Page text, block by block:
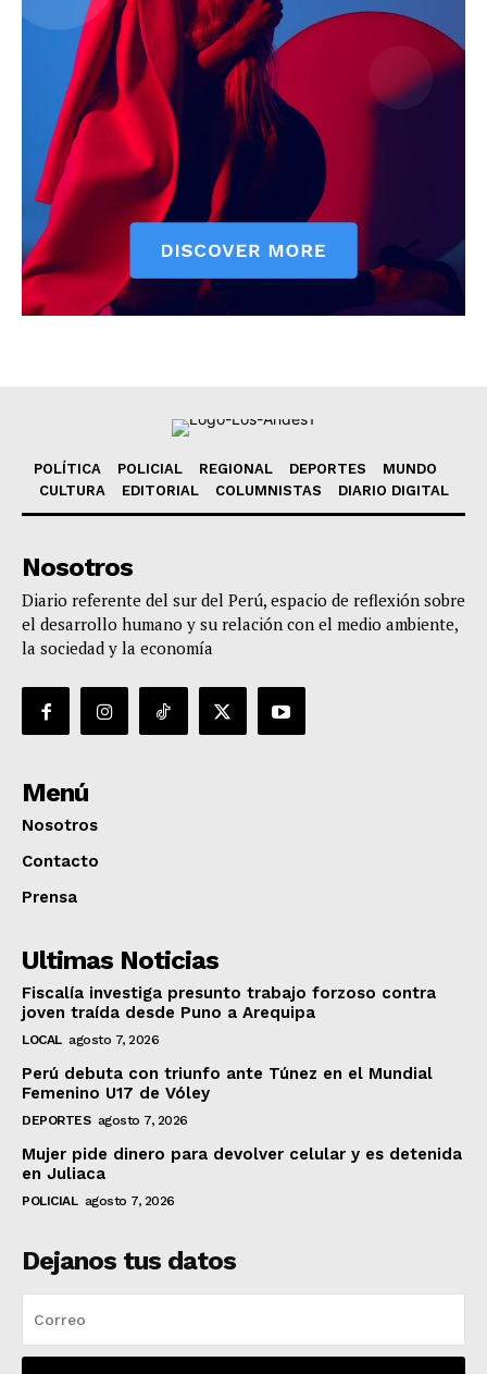
POLÍTICA POLICIAL REGIONAL DEPORTES
MUNDO
CULTURA
EDITORIAL COLUMNISTAS DIARIO DIGITAL
Nosotros
Diario referente del sur del Perú, espacio de reflexión sobre
el desarrollo humano y su relación con el medio ambiente,
la sociedad y la economía
Menú
Nosotros
Contacto
Prensa
Ultimas Noticias
Fiscalía investiga presunto trabajo forzoso contra
joven traída desde Puno a Arequipa
LOCAL agosto 7, 2026
Perú debuta con triunfo ante Túnez en el Mundial
Femenino U17 de Vóley
DEPORTES agosto 7, 2026
Mujer pide dinero para devolver celular y es detenida
en Juliaca
POLICIAL agosto 7, 2026
Dejanos tus datos